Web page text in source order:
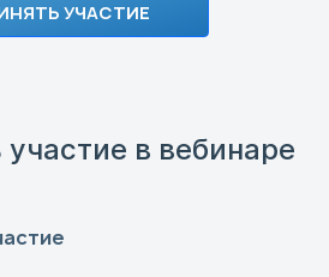
УЧАСТИЕ
участие в вебинаре